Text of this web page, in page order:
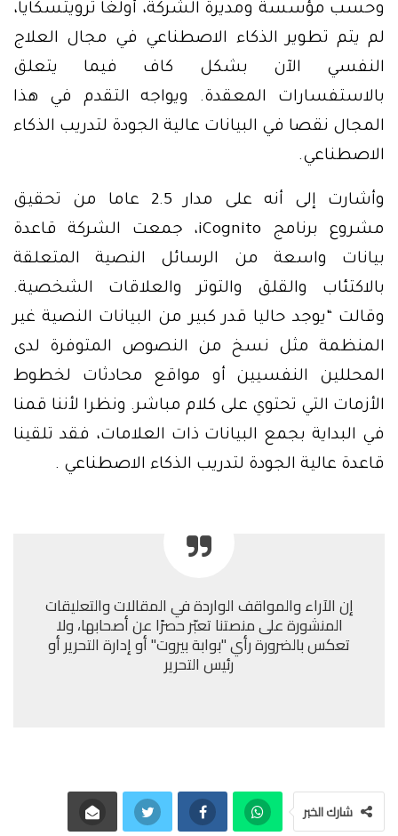
وحسب مؤسسة ومديرة الشركة، أولغا ترويتسكايا،
لم يتم تطوير الذكاء الاصطناعي في مجال العلاج
النفسي الآن بشكل كاف فيما يتعلق
بالاستفسارات المعقدة. ويواجه التقدم في هذا
المجال نقصا في البيانات عالية الجودة لتدريب الذكاء
الاصطناعي.
وأشارت إلى أنه على مدار 2.5 عاما من تحقيق
مشروع برنامج iCognito، جمعت الشركة قاعدة
بيانات واسعة من الرسائل النصية المتعلقة
بالاكتئاب والقلق والتوتر والعلاقات الشخصية.
وقالت “يوجد حاليا قدر كبير من البيانات النصية غير
المنظمة مثل نسخ من النصوص المتوفرة لدى
المحللين النفسيين أو مواقع محادثات لخطوط
الأزمات التي تحتوي على كلام مباشر. ونظرا لأننا قمنا
في البداية بجمع البيانات ذات العلامات، فقد تلقينا
قاعدة عالية الجودة لتدريب الذكاء الاصطناعي .
إن الآراء والمواقف الواردة في المقالات والتعليقات
المنشورة على منصتنا تعبّر حصرًا عن أصحابها، ولا
تعكس بالضرورة رأي "بوابة بيروت" أو إدارة التحرير أو
رئيس التحرير
شارك الخبر